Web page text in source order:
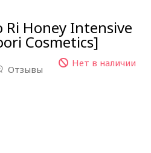
Ri Honey Intensive
Cosmetics]
Отзывы
Нет в наличии